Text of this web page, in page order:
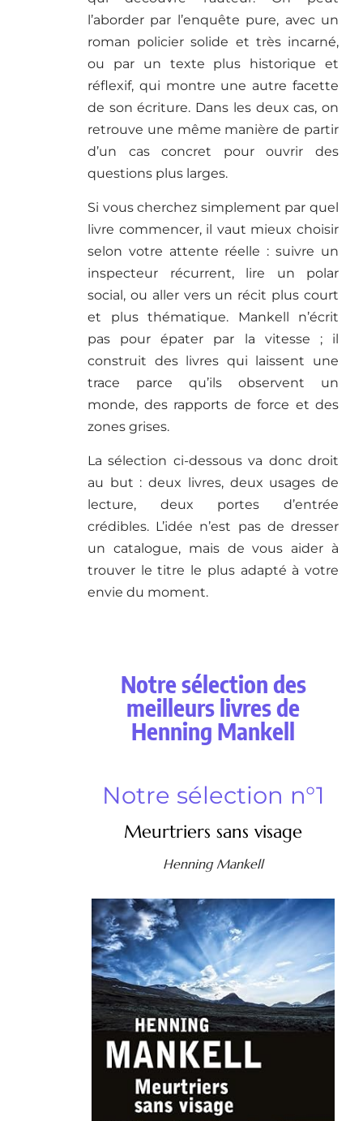
l’aborder par l’enquête pure, avec un
roman policier solide et très incarné,
ou par un texte plus historique et
réflexif, qui montre une autre facette
de son écriture. Dans les deux cas, on
retrouve une même manière de partir
d’un cas concret pour ouvrir des
questions plus larges.
Si vous cherchez simplement par quel
livre commencer, il vaut mieux choisir
selon votre attente réelle : suivre un
inspecteur récurrent, lire un polar
social, ou aller vers un récit plus court
et plus thématique. Mankell n’écrit
pas pour épater par la vitesse ; il
construit des livres qui laissent une
trace parce qu’ils observent un
monde, des rapports de force et des
zones grises.
La sélection ci-dessous va donc droit
au but : deux livres, deux usages de
lecture, deux portes d’entrée
crédibles. L’idée n’est pas de dresser
un catalogue, mais de vous aider à
trouver le titre le plus adapté à votre
envie du moment.
Notre sélection des
meilleurs livres de
Henning Mankell
Notre sélection n°1
Meurtriers sans visage
Henning Mankell